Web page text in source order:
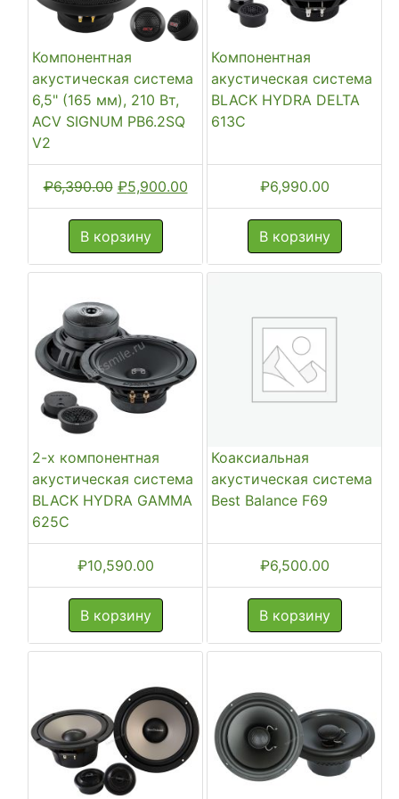
Компонентная
акустическая система
6,5" (165 мм), 210 Вт,
ACV SIGNUM PB6.2SQ
V2
₽6,390.00 Первоначальная
цена
составляла
₽6,390.00.
₽5,900.00Текущая
цена:
₽5,900.00.
В корзину
Компонентная
акустическая система
BLACK HYDRA DELTA
613C
₽6,990.00
В корзину
2-х компонентная
акустическая система
BLACK HYDRA GAMMA
625C
₽10,590.00
В корзину
Коаксиальная
акустическая система
Best Balance F69
₽6,500.00
В корзину